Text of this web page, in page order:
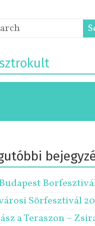
Sörfesztivál
a Teraszon –